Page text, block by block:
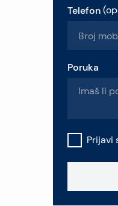
Telefon (
Poruka
Prijavi